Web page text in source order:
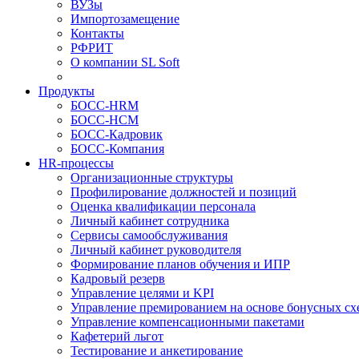
ВУЗы
Импортозамещение
Контакты
РФРИТ
О компании SL Soft
Продукты
БОСС-HRM
БОСС-HCM
БОСС-Кадровик
БОСС-Компания
HR-процессы
Организационные структуры
Профилирование должностей и позиций
Оценка квалификации персонала
Личный кабинет сотрудника
Сервисы самообслуживания
Личный кабинет руководителя
Формирование планов обучения и ИПР
Кадровый резерв
Управление целями и KPI
Управление премированием на основе бонусных
Управление компенсационными пакетами
Кафетерий льгот
Тестирование и анкетирование